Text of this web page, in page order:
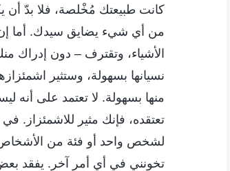
كانت طبيعتك مُخْلصة، فلا بدّ أن
من أي شيء يضايق سيدك. أما إن
الأشياء، وتقترف – دون إدراك
نسيانها بسهولة، وستثير
منها بسهولة. لا تعتمد على أنه
تعتقده، فإنك مثير للاشمئزاز.
لشخص واحد أو فئة من الأشخاص
تخونني في أي أمر آخر. يفقد